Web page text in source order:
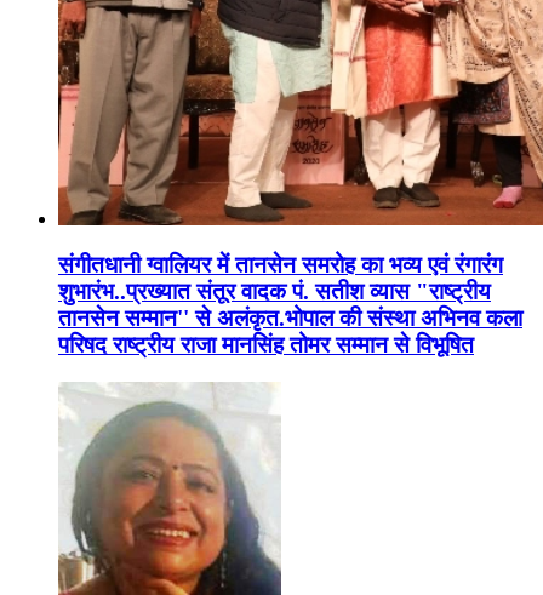
संगीतधानी ग्वालियर में तानसेन समरोह का भव्य एवं रंगारंग
शुभारंभ..प्रख्यात संतूर वादक पं. सतीश व्यास "राष्ट्रीय
तानसेन सम्मान'' से अलंकृत.भोपाल की संस्था अभिनव कला
परिषद राष्ट्रीय राजा मानसिंह तोमर सम्मान से विभूषित